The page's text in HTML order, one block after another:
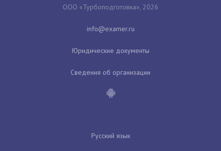
ООО «Турбоподготовка», 2026
Юридические документы
Сведения об организации
Русский язык